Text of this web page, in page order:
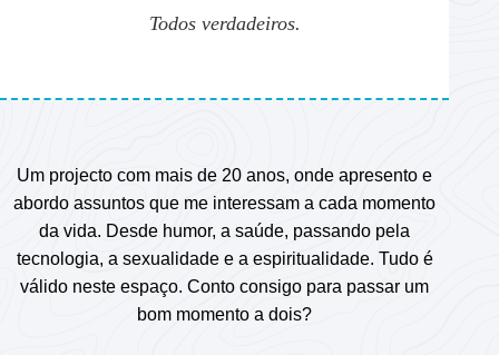
Todos verdadeiros.
Um projecto com mais de 20 anos, onde apresento e
abordo assuntos que me interessam a cada momento
da vida. Desde humor, a saúde, passando pela
tecnologia, a sexualidade e a espiritualidade. Tudo é
válido neste espaço. Conto consigo para passar um
bom momento a dois?